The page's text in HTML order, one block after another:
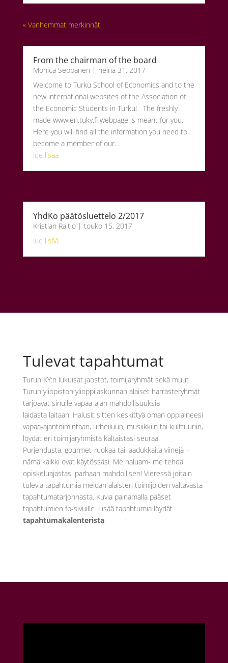
« Vanhemmat merkinnät
From the chairman of the board
Monica Seppänen | heinä 31, 2017
Welcome to Turku School of Economics and to the
new international websites of the Association of
the Economic Students in Turku! The freshly
made www.en.tuky.fi webpage is meant for you.
Here you will find all the information you need to
become a member of our...
lue lisää
YhdKo päätösluettelo 2/2017
Kristian Raitio| touko 15, 2017
lue lisää
Tulevat tapahtumat
Turun KY:n lukuisat jaostot, toimijaryhmät sekä muut
Turun yliopiston ylioppilaskunnan alaiset harrasteryhmät
tarjoavat sinulle vapaa-ajan mahdollisuuksia
laidasta laitaan. Halusit sitten keskittyä oman oppiaineesi
vapaa-ajantoimintaan, urheiluun, musiikkiin tai kulttuuriin,
löydät eri toimijaryhmistä kaltaistasi seuraa.
Purjehdusta, gourmet-ruokaa tai laadukkaita viinejä –
nämä kaikki ovat käytössäsi. Me haluam- me tehdä
opiskeluajastasi parhaan mahdollisen! Vieressä joitain
tulevia tapahtumia meidän alaisten toimijoiden valtavasta
tapahtumatarjonnasta. Kuvia painamalla pääset
tapahtumien fb-sivuille. Lisää tapahtumia löydät
tapahtumakalenterista